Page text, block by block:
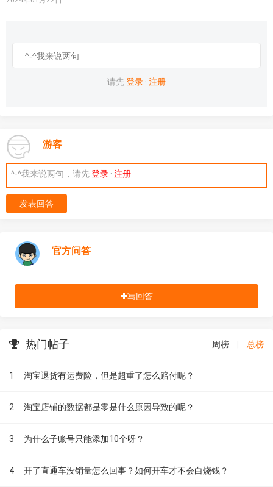
请先登录 · 注册
游客
^-^我来说两句，请先登录 · 注册
发表回答
官方问答
写回答
热门帖子 周榜 总榜
1 淘宝退货有运费险，但是超重了怎么赔付呢？
2 淘宝店铺的数据都是零是什么原因导致的呢？
3 为什么子账号只能添加10个呀？
4 开了直通车没销量怎么回事？如何开车才不会白烧钱？